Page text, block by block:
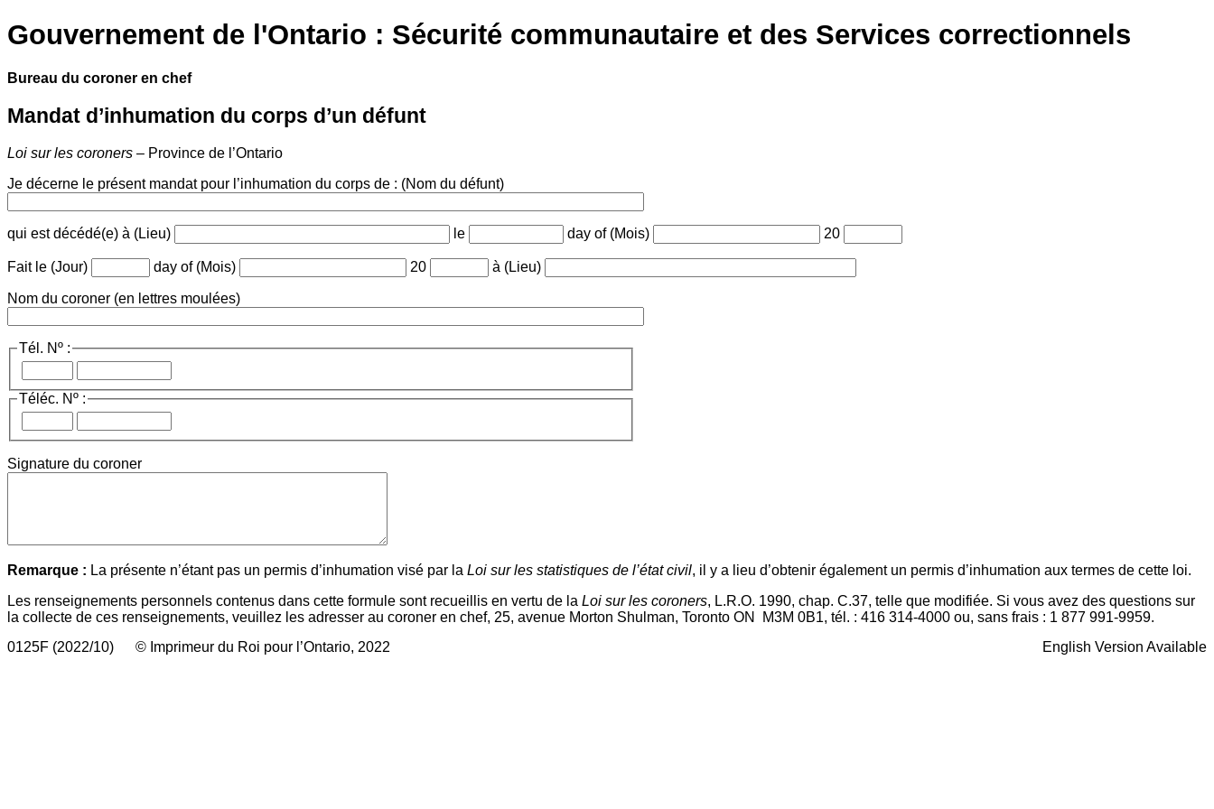
Gouvernement de l'Ontario : Sécurité communautaire et des Services correctionnels
Bureau du coroner en chef
Mandat d’inhumation du corps d’un défunt
Loi sur les coroners – Province de l’Ontario
Je décerne le présent mandat pour l’inhumation du corps de : (Nom du défunt)
qui est décédé(e) à (Lieu) le day of (Mois) 20
Fait le (Jour) day of (Mois) 20 à (Lieu)
Nom du coroner (en lettres moulées)
Tél. Nº :
Téléc. Nº :
Signature du coroner
Remarque : La présente n’étant pas un permis d’inhumation visé par la Loi sur les statistiques de l’état civil, il y a lieu d’obtenir également un permis d’inhumation aux termes de cette loi.
Les renseignements personnels contenus dans cette formule sont recueillis en vertu de la Loi sur les coroners, L.R.O. 1990, chap. C.37, telle que modifiée. Si vous avez des questions sur
la collecte de ces renseignements, veuillez les adresser au coroner en chef, 25, avenue Morton Shulman, Toronto ON M3M 0B1, tél. : 416 314-4000 ou, sans frais : 1 877 991-9959.
0125F (2022/10) © Imprimeur du Roi pour l’Ontario, 2022
English Version Available